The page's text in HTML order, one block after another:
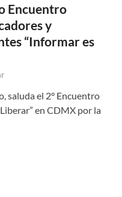
Encuentro
y
“Informar es
saluda el 2° Encuentro
en CDMX por la